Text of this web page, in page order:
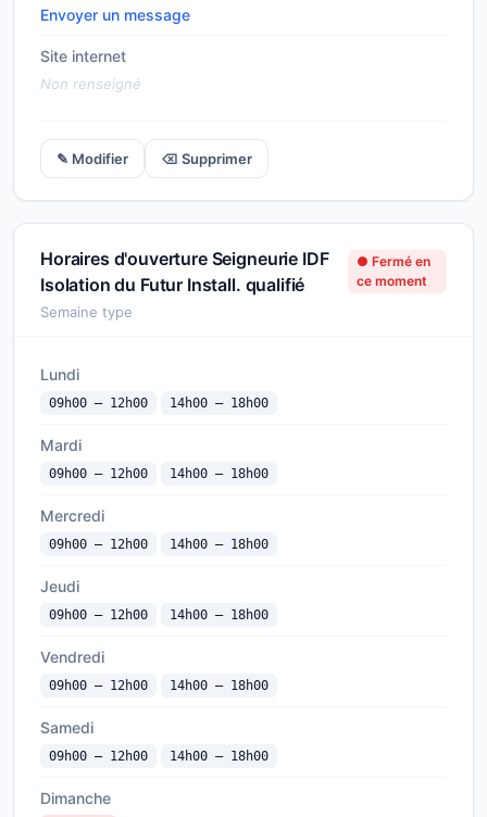
Envoyer un message
Site internet
Non renseigné
✎ Modifier ⌫ Supprimer
Horaires d'ouverture Seigneurie IDF
Isolation du Futur Install. qualifié
● Fermé en
ce moment
Semaine type
Lundi
09h00 — 12h00 14h00 — 18h00
Mardi
09h00 — 12h00 14h00 — 18h00
Mercredi
09h00 — 12h00 14h00 — 18h00
Jeudi
09h00 — 12h00 14h00 — 18h00
Vendredi
09h00 — 12h00 14h00 — 18h00
Samedi
09h00 — 12h00 14h00 — 18h00
Dimanche